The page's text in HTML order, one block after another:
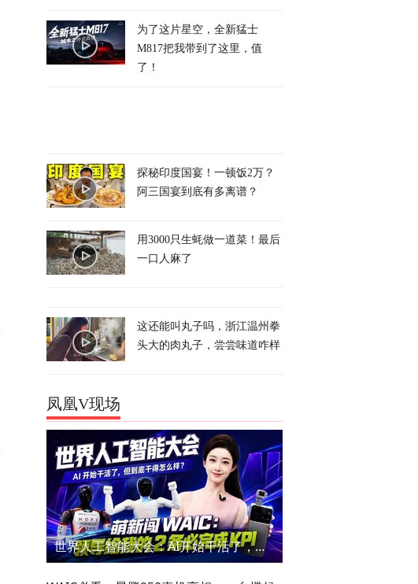
为了这片星空，全新猛士
M817把我带到了这里，值
了！
探秘印度国宴！一顿饭2万？
阿三国宴到底有多离谱？
用3000只生蚝做一道菜！最后
一口人麻了
这还能叫丸子吗，浙江温州拳
头大的肉丸子，尝尝味道咋样
凤凰V现场
世界人工智能大会：AI开始干活了，但到底干的怎么样？萌新闯WAIC